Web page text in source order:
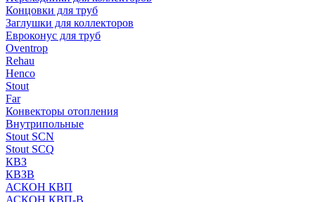
Концовки для труб
Заглушки для коллекторов
Евроконус для труб
Oventrop
Rehau
Henco
Stout
Far
Конвекторы отопления
Внутрипольные
Stout SCN
Stout SCQ
КВЗ
КВЗВ
АСКОН КВП
АСКОН КВП-В